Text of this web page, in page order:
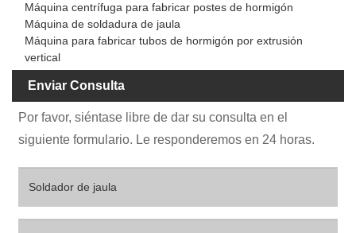
Máquina centrífuga para fabricar postes de hormigón
Máquina de soldadura de jaula
Máquina para fabricar tubos de hormigón por extrusión
vertical
Enviar Consulta
Por favor, siéntase libre de dar su consulta en el
siguiente formulario. Le responderemos en 24 horas.